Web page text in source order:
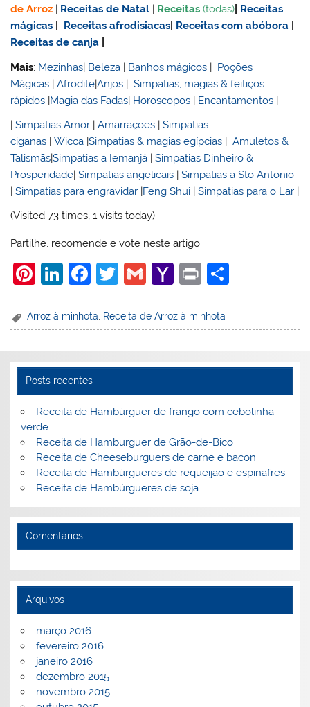
de Arroz | Receitas de Natal | Receitas (todas) Receitas
mágicas
Receitas afrodisiacas Receitas com abóbora
Receitas de canja
Mais: Mezinhas| Beleza | Banhos mágicos | Poções
Mágicas |Afrodite|Anjos |Simpatias, magias & feitiços
rápidos |Magia das Fadas| Horoscopos | Encantamentos |
|Simpatias Amor |Amarrações |Simpatias
ciganas |Wicca |Simpatias & magias egípcias |Amuletos &
Talismãs|Simpatias a Iemanjá |Simpatias Dinheiro &
Prosperidade|Simpatias angelicais |Simpatias a Sto Antonio
|Simpatias para engravidar |Feng Shui |Simpatias para o Lar |
(Visited 73 times, 1 visits today)
Partilhe, recomende e vote neste artigo
Pi
er
st
Li
k
dI
n
F
c
b
o
o
T
itt
G
ai
Y
h
o
ai
Pr
t
Arroz à minhota Receita de Arroz à minhota
Posts recentes
Receita de Hambúrguer de frango com cebolinha
verde
Receita de Hamburguer de Grão-de-Bico
Receita de Cheeseburguers de carne e bacon
Receita de Hambúrgueres de requeijão e espinafres
Receita de Hambúrgueres de soja
Comentários
Arquivos
março 2016
fevereiro 2016
janeiro 2016
dezembro 2015
novembro 2015